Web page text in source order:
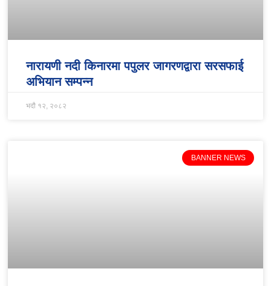
नारायणी नदी किनारमा पपुलर जागरणद्वारा सरसफाई
अभियान सम्पन्न
भदौ १२, २०८२
BANNER NEWS